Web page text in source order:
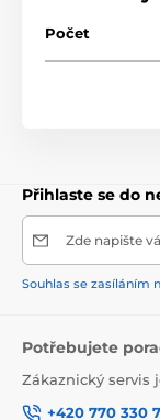
před vlhkostí
Průměrná
Počet
Přihlaste se do
Zde napište
Souhlas se zasíláním
Potřebujete
Zákaznický servis
+420 770 330